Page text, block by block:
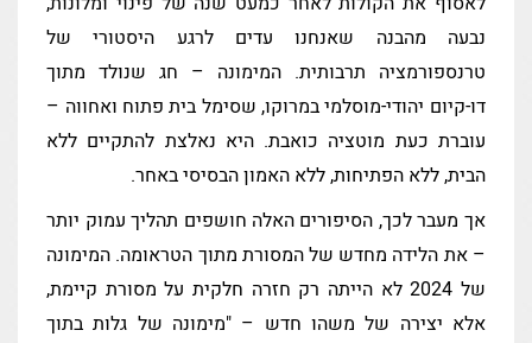
נבעה מהבנה שאנחנו עדים לרגע היסטורי של
טרנספורמציה תרבותית. המימונה – חג שנולד מתוך
דו-קיום יהודי-מוסלמי במרוקו, שסימל בית פתוח ואחווה –
עוברת כעת מוטציה כואבת. היא נאלצת להתקיים ללא
הבית, ללא הפתיחות, ללא האמון הבסיסי באחר.
אך מעבר לכך, הסיפורים האלה חושפים תהליך עמוק יותר
– את הלידה מחדש של המסורת מתוך הטראומה. המימונה
של 2024 לא הייתה רק חזרה חלקית על מסורת קיימת,
אלא יצירה של משהו חדש – "מימונה של גלות בתוך